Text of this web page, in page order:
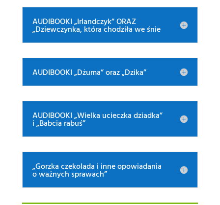
AUDIBOOKI „Irlandczyk” ORAZ
„Dziewczynka, która chodziła we śnie
AUDIBOOKI „Dżuma” oraz „Dzika”
AUDIBOOKI „Wielka ucieczka dziadka”
i „Babcia rabuś”
„Gorzka czekolada i inne opowiadania
o ważnych sprawach”